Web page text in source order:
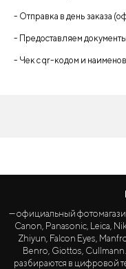
- Отправка в день заказа
- Предоставляем
- Чек с qr-кодом и
— официальный
Canon, Panasonic, Leica,
Zhiyun, Falcon Eyes,
Benro, Giottos,
разбираются в цифровой